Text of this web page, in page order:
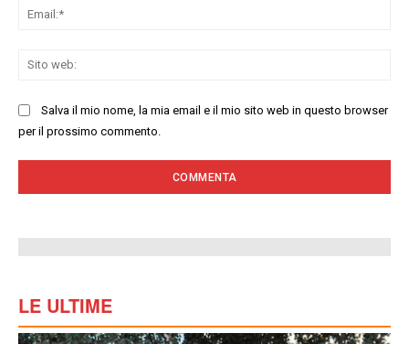
Salva il mio nome, la mia email e il mio sito web in questo browser
per il prossimo commento.
LE ULTIME